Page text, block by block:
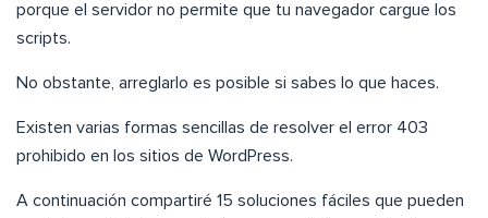
porque el servidor no permite que tu navegador cargue los
scripts.
No obstante, arreglarlo es posible si sabes lo que haces.
Existen varias formas sencillas de resolver el error 403
prohibido en los sitios de WordPress.
A continuación compartiré 15 soluciones fáciles que pueden